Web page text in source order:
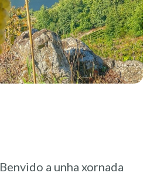
Benvido a unha xornada